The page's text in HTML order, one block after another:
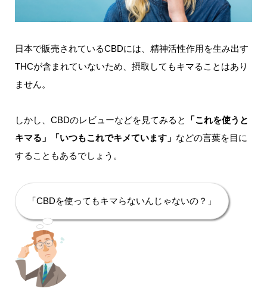
日本で販売されているCBDには、精神活性作用を生み出す
THCが含まれていないため、摂取してもキマることはあり
ません。
しかし、CBDのレビューなどを見てみると
「これを使うと
キマる」「いつもこれでキメています」 などの言葉を目に
することもあるでしょう。
「CBDを使ってもキマらないんじゃないの？」